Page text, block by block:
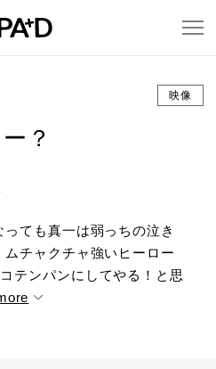
映像
？
っても真一は弱っちの泣き
チャクチャ強いヒーロー
テンパンにしてやる！と思